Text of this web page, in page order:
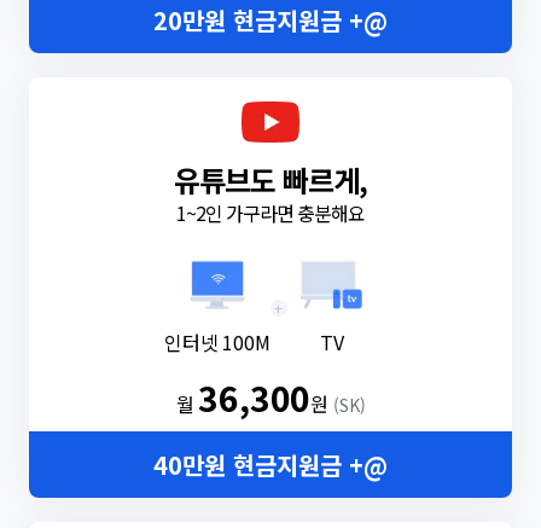
20만원 현금지원금 +@
유튜브도 빠르게,
1~2인 가구라면 충분해요
인터넷 100M
+
TV
월36,300원 (SK)
40만원 현금지원금 +@